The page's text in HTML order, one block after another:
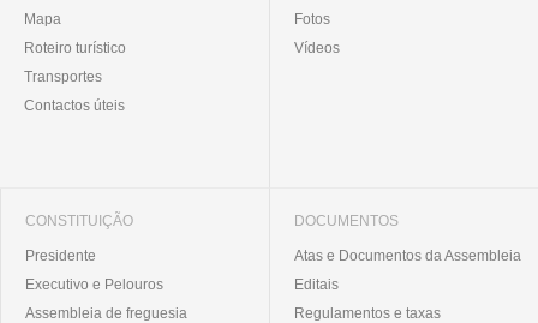
Mapa
Roteiro turístico
Transportes
Contactos úteis
Fotos
Vídeos
CONSTITUIÇÃO
Presidente
Executivo e Pelouros
Assembleia de freguesia
DOCUMENTOS
Atas e Documentos da Assembleia
Editais
Regulamentos e taxas